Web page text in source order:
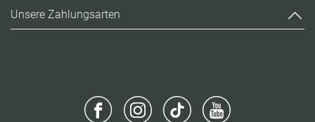
Unsere Zahlungsarten